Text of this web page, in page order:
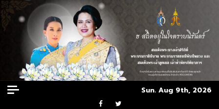
Skip
to
Sun. Aug 9th, 2026
Facebook
Twitter